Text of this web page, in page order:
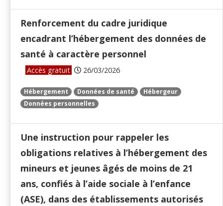
Renforcement du cadre juridique
encadrant l’hébergement des données de
santé à caractère personnel
Accès gratuit 26/03/2026
Hébergement Données de santé
Hébergeur
Données personnelles
Une instruction pour rappeler les
obligations relatives à l’hébergement des
mineurs et jeunes âgés de moins de 21
ans, confiés à l’aide sociale à l’enfance
(ASE), dans des établissements autorisés